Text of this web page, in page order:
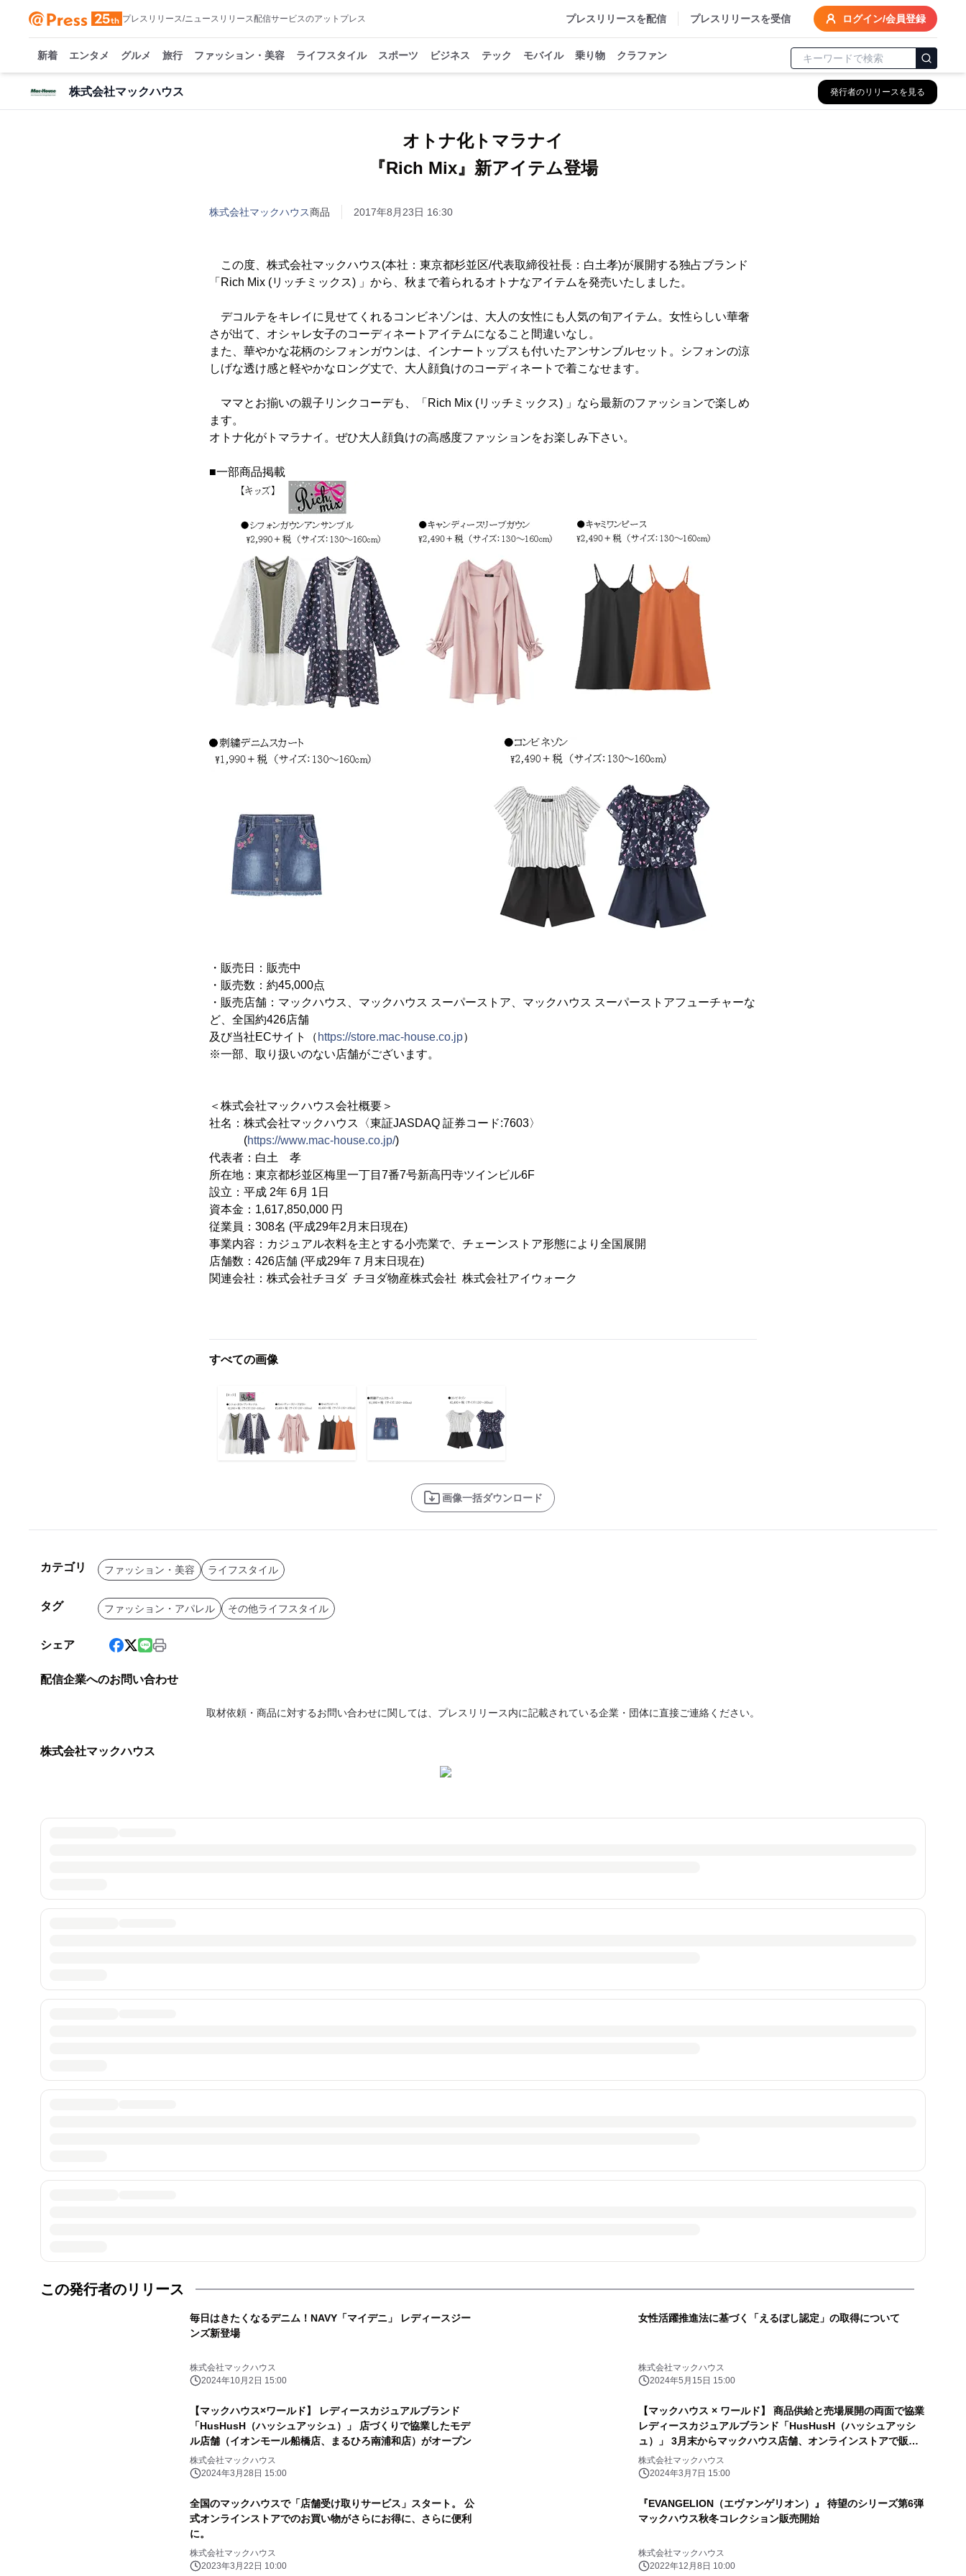
プレスリリース/ニュースリリース配信サービスのアットプレス プレスリリースを配信 プレスリリースを受信 ログイン/会員登録
新着 エンタメ グルメ 旅行 ファッション・美容 ライフスタイル スポーツ ビジネス テック モバイル 乗り物 クラファン
株式会社マックハウス 発行者のリリースを見る
オトナ化トマラナイ
『Rich Mix』新アイテム登場
株式会社マックハウス商品 2017年8月23日 16:30
この度、株式会社マックハウス(本社：東京都杉並区/代表取締役社長：白土孝)が展開する独占ブランド
「Rich Mix (リッチミックス) 」から、秋まで着られるオトナなアイテムを発売いたしました。
デコルテをキレイに見せてくれるコンビネゾンは、大人の女性にも人気の旬アイテム。女性らしい華奢
さが出て、オシャレ女子のコーディネートアイテムになること間違いなし。
また、華やかな花柄のシフォンガウンは、インナートップスも付いたアンサンブルセット。シフォンの涼
しげな透け感と軽やかなロング丈で、大人顔負けのコーディネートで着こなせます。
ママとお揃いの親子リンクコーデも、「Rich Mix (リッチミックス) 」なら最新のファッションで楽しめ
ます。
オトナ化がトマラナイ。ぜひ大人顔負けの高感度ファッションをお楽しみ下さい。
■一部商品掲載
・販売日：販売中
・販売数：約45,000点
・販売店舗：マックハウス、マックハウス スーパーストア、マックハウス スーパーストアフューチャーな
ど、全国約426店舗
及び当社ECサイト（ https://store.mac-house.co.jp）
※一部、取り扱いのない店舗がございます。
＜株式会社マックハウス会社概要＞
社名：株式会社マックハウス〈東証JASDAQ 証券コード:7603〉
(https://www.mac-house.co.jp/)
代表者：白土 孝
所在地：東京都杉並区梅里一丁目7番7号新高円寺ツインビル6F
設立：平成 2年 6月 1日
資本金：1,617,850,000 円
従業員：308名 (平成29年2月末日現在)
事業内容：カジュアル衣料を主とする小売業で、チェーンストア形態により全国展開
店舗数：426店舗 (平成29年７月末日現在)
関連会社：株式会社チヨダ チヨダ物産株式会社 株式会社アイウォーク
すべての画像
画像一括ダウンロード
カテゴリ ファッション・美容 ライフスタイル
タグ ファッション・アパレル その他ライフスタイル
シェア
配信企業へのお問い合わせ
取材依頼・商品に対するお問い合わせに関しては、プレスリリース内に記載されている企業・団体に直接ご連絡ください。
株式会社マックハウス
この発行者のリリース
毎日はきたくなるデニム！NAVY「マイデニ」 レディースジー
ンズ新登場
株式会社マックハウス
2024年10月2日 15:00
女性活躍推進法に基づく「えるぼし認定」の取得について
株式会社マックハウス
2024年5月15日 15:00
【マックハウス×ワールド】 レディースカジュアルブランド
「HusHusH（ハッシュアッシュ）」 店づくりで協業したモデ
ル店舗（イオンモール船橋店、まるひろ南浦和店）がオープン
株式会社マックハウス
2024年3月28日 15:00
【マックハウス × ワールド】 商品供給と売場展開の両面で協業
レディースカジュアルブランド「HusHusH（ハッシュアッシ
ュ）」 3月末からマックハウス店舗、オンラインストアで販売
開始
株式会社マックハウス
2024年3月7日 15:00
全国のマックハウスで「店舗受け取りサービス」スタート。 公
式オンラインストアでのお買い物がさらにお得に、さらに便利
に。
株式会社マックハウス
2023年3月22日 10:00
『EVANGELION（エヴァンゲリオン）』 待望のシリーズ第6弾
マックハウス秋冬コレクション販売開始
株式会社マックハウス
2022年12月8日 10:00